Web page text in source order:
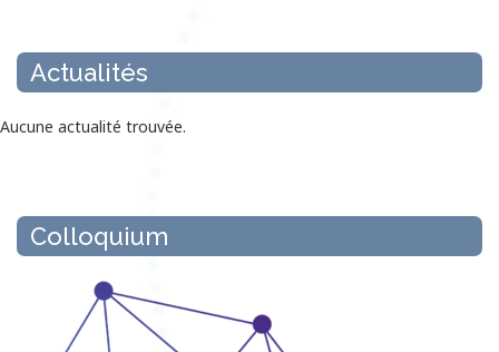
Actualités
Aucune actualité trouvée.
Colloquium